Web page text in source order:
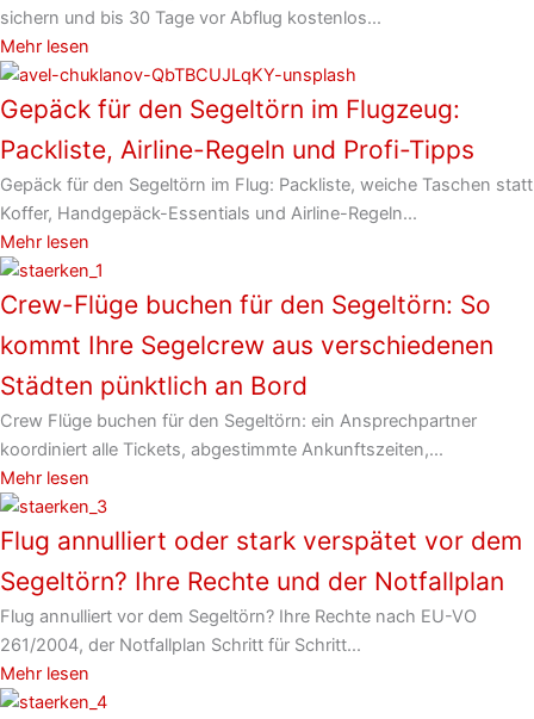
sichern und bis 30 Tage vor Abflug kostenlos...
Mehr lesen
Gepäck für den Segeltörn im Flugzeug:
Packliste, Airline-Regeln und Profi-Tipps
Gepäck für den Segeltörn im Flug: Packliste, weiche Taschen statt
Koffer, Handgepäck-Essentials und Airline-Regeln...
Mehr lesen
Crew-Flüge buchen für den Segeltörn: So
kommt Ihre Segelcrew aus verschiedenen
Städten pünktlich an Bord
Crew Flüge buchen für den Segeltörn: ein Ansprechpartner
koordiniert alle Tickets, abgestimmte Ankunftszeiten,...
Mehr lesen
Flug annulliert oder stark verspätet vor dem
Segeltörn? Ihre Rechte und der Notfallplan
Flug annulliert vor dem Segeltörn? Ihre Rechte nach EU-VO
261/2004, der Notfallplan Schritt für Schritt...
Mehr lesen